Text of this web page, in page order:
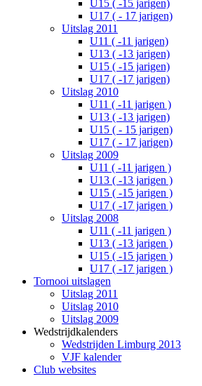
U15 ( -15 jarigen)
U17 ( - 17 jarigen)
Uitslag 2011
U11 ( -11 jarigen)
U13 ( -13 jarigen)
U15 ( -15 jarigen)
U17 ( -17 jarigen)
Uitslag 2010
U11 ( -11 jarigen )
U13 ( -13 jarigen)
U15 ( - 15 jarigen)
U17 ( - 17 jarigen)
Uitslag 2009
U11 ( -11 jarigen )
U13 ( -13 jarigen )
U15 ( -15 jarigen )
U17 ( -17 jarigen )
Uitslag 2008
U11 ( -11 jarigen )
U13 ( -13 jarigen )
U15 ( -15 jarigen )
U17 ( -17 jarigen )
Tornooi uitslagen
Uitslag 2011
Uitslag 2010
Uitslag 2009
Wedstrijdkalenders
Wedstrijden Limburg 2013
VJF kalender
Club websites